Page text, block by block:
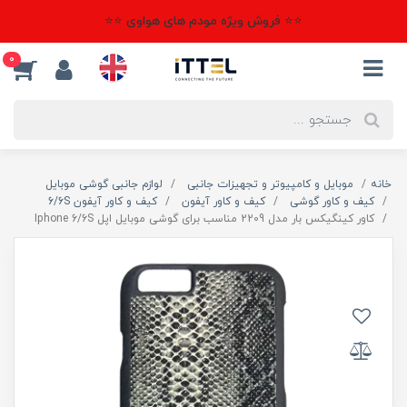
⭐⭐ فروش ویژه مودم های هواوی ⭐⭐
0
خانه موبایل و کامپیوتر و تجهیزات جانبی
لوازم جانبی گوشی موبایل
کیف و کاور گوشی
کیف و کاور آیفون
کیف و کاور آیفون 6/6S
کاور کینگیکس بار مدل 2209 مناسب برای گوشی موبایل اپل Iphone 6/6S